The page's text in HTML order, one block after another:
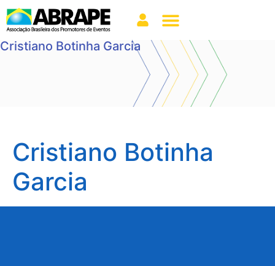
Cristiano Botinha Garcia
Cristiano Botinha
Garcia